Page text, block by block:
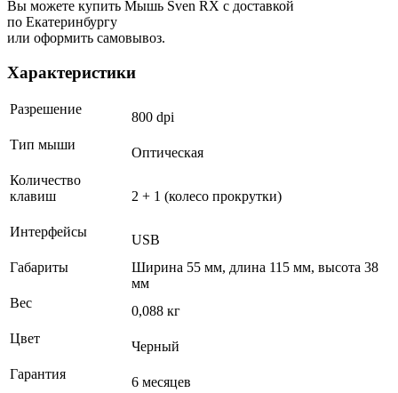
Вы можете купить Мышь Sven RX с доставкой
по Екатеринбургу
или оформить самовывоз.
Характеристики
Разрешение
800 dpi
Тип мыши
Оптическая
Количество
клавиш
2 + 1 (колесо прокрутки)
Интерфейсы
USB
Габариты
Ширина 55 мм, длина 115 мм, высота 38
мм
Вес
0,088 кг
Цвет
Черный
Гарантия
6 месяцев